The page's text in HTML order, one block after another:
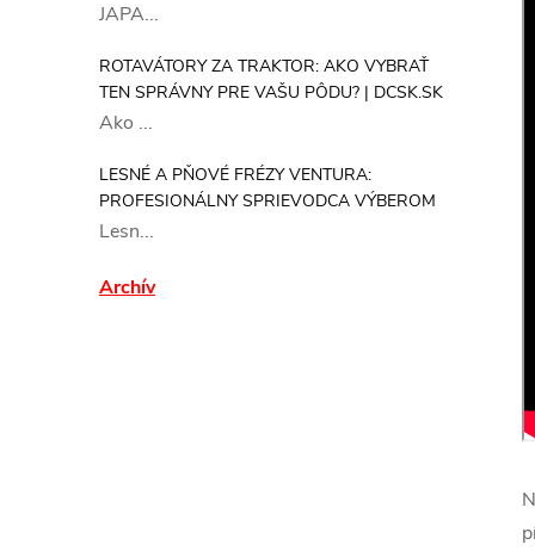
JAPA...
ROTAVÁTORY ZA TRAKTOR: AKO VYBRAŤ
TEN SPRÁVNY PRE VAŠU PÔDU? | DCSK.SK
Ako ...
LESNÉ A PŇOVÉ FRÉZY VENTURA:
PROFESIONÁLNY SPRIEVODCA VÝBEROM
Lesn...
Archív